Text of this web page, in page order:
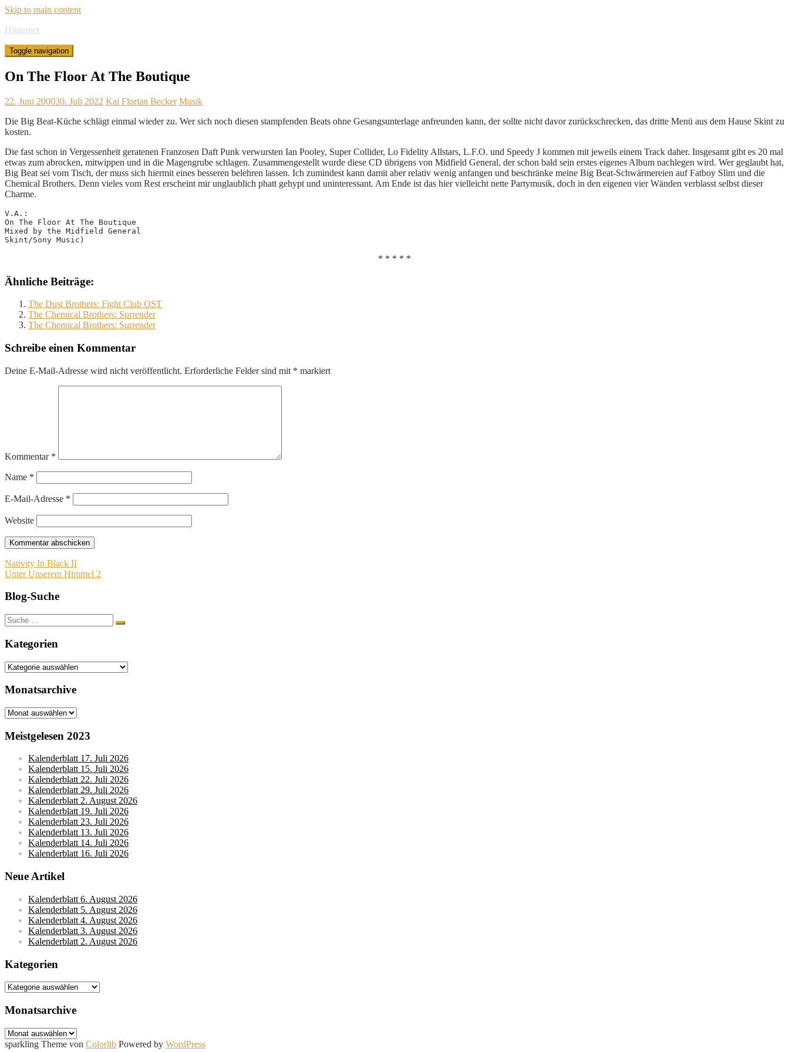
Skip to main content
Hinternet
Toggle navigation
On The Floor At The Boutique
22. Juni 200030. Juli 2022 Kai Florian Becker Musik
Die Big Beat-Küche schlägt einmal wieder zu. Wer sich noch diesen stampfenden Beats ohne Gesangsunterlage anfreunden kann, der sollte nicht davor zurückschrecken, das dritte Menü aus dem Hause Skint zu
kosten.
Die fast schon in Vergessenheit geratenen Franzosen Daft Punk verwursten Ian Pooley, Super Collider, Lo Fidelity Allstars, L.F.O. und Speedy J kommen mit jeweils einem Track daher. Insgesamt gibt es 20 mal
etwas zum abrocken, mitwippen und in die Magengrube schlagen. Zusammengestellt wurde diese CD übrigens von Midfield General, der schon bald sein erstes eigenes Album nachlegen wird. Wer geglaubt hat,
Big Beat sei vom Tisch, der muss sich hiermit eines besseren belehren lassen. Ich zumindest kann damit aber relativ wenig anfangen und beschränke meine Big Beat-Schwärmereien auf Fatboy Slim und die
Chemical Brothers. Denn vieles vom Rest erscheint mir unglaublich phatt gehypt und uninteressant. Am Ende ist das hier vielleicht nette Partymusik, doch in den eigenen vier Wänden verblasst selbst dieser
Charme.
V.A.:
On The Floor At The Boutique
Mixed by the Midfield General
Skint/Sony Music)
* * * * *
Ähnliche Beiträge:
The Dust Brothers: Fight Club OST
The Chemical Brothers: Surrender
The Chemical Brothers: Surrender
Schreibe einen Kommentar
Deine E-Mail-Adresse wird nicht veröffentlicht. Erforderliche Felder sind mit * markiert
Kommentar *
Name *
E-Mail-Adresse *
Website
Beitragsnavigation
Nativity In Black II
Unter Unserem Himmel 2
Blog-Suche
Suche
nach:
Kategorien
Kategorien
Monatsarchive
Monatsarchive
Meistgelesen 2023
Kalenderblatt 17. Juli 2026
Kalenderblatt 15. Juli 2026
Kalenderblatt 22. Juli 2026
Kalenderblatt 29. Juli 2026
Kalenderblatt 2. August 2026
Kalenderblatt 19. Juli 2026
Kalenderblatt 23. Juli 2026
Kalenderblatt 13. Juli 2026
Kalenderblatt 14. Juli 2026
Kalenderblatt 16. Juli 2026
Neue Artikel
Kalenderblatt 6. August 2026
Kalenderblatt 5. August 2026
Kalenderblatt 4. August 2026
Kalenderblatt 3. August 2026
Kalenderblatt 2. August 2026
Kategorien
Kategorien
Monatsarchive
Monatsarchive
sparkling Theme von Colorlib Powered by WordPress